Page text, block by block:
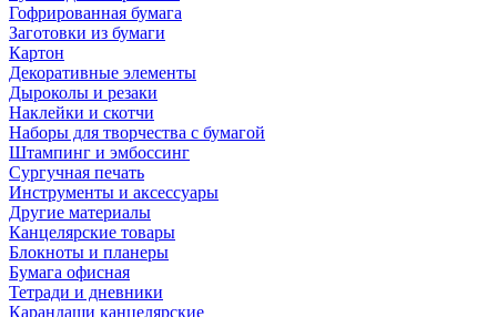
Гофрированная бумага
Заготовки из бумаги
Картон
Декоративные элементы
Дыроколы и резаки
Наклейки и скотчи
Наборы для творчества с бумагой
Штампинг и эмбоссинг
Сургучная печать
Инструменты и аксессуары
Другие материалы
Канцелярские товары
Блокноты и планеры
Бумага офисная
Тетради и дневники
Карандаши канцелярские